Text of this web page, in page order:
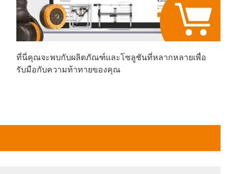
ที่นี่คุณจะพบกับผลิตภัณฑ์และโซลูชันที่หลากหลายเพื่อ
รับมือกับความท้าทายของคุณ